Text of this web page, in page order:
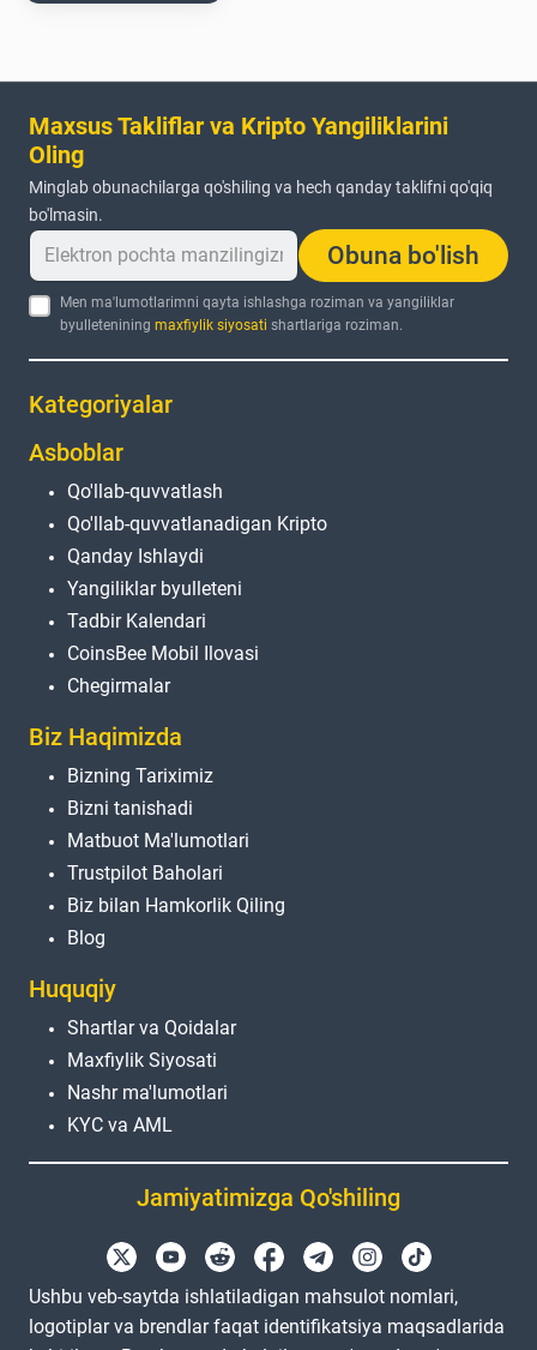
Maxsus Takliflar va Kripto Yangiliklarini
Oling
Minglab obunachilarga qo'shiling va hech qanday taklifni qo'qiq
bo'lmasin.
Obuna bo'lish
Men ma'lumotlarimni qayta ishlashga roziman va yangiliklar
byulleteniningmaxfiylik siyosati shartlariga roziman.
Kategoriyalar
Asboblar
Qo'llab-quvvatlash
Qo'llab-quvvatlanadigan Kripto
Qanday Ishlaydi
Yangiliklar byulleteni
Tadbir Kalendari
CoinsBee Mobil Ilovasi
Chegirmalar
Biz Haqimizda
Bizning Tariximiz
Bizni tanishadi
Matbuot Ma'lumotlari
Trustpilot Baholari
Biz bilan Hamkorlik Qiling
Blog
Huquqiy
Shartlar va Qoidalar
Maxfiylik Siyosati
Nashr ma'lumotlari
KYC va AML
Jamiyatimizga Qo'shiling
Ushbu veb-saytda ishlatiladigan mahsulot nomlari,
logotiplar va brendlar faqat identifikatsiya maqsadlarida